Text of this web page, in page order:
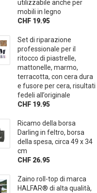
utilizzabile anche per
mobili in legno
CHF 19.95
Set di riparazione
professionale per il
ritocco di piastrelle,
mattonelle, marmo,
terracotta, con cera dura
e fusore per cera, risultati
fedeli all’originale
CHF 19.95
Ricamo della borsa
Darling in feltro, borsa
della spesa, circa 49 x 34
cm
CHF 26.95
Zaino roll-top di marca
HALFAR® di alta qualità,